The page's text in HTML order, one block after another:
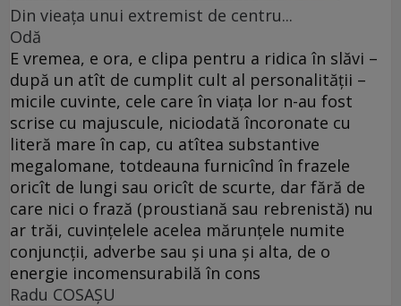
Din vieaţa unui extremist de centru...
Odă
E vremea, e ora, e clipa pentru a ridica în slăvi –
după un atît de cumplit cult al personalităţii –
micile cuvinte, cele care în viaţa lor n-au fost
scrise cu majuscule, niciodată încoronate cu
literă mare în cap, cu atîtea substantive
megalomane, totdeauna furnicînd în frazele
oricît de lungi sau oricît de scurte, dar fără de
care nici o frază (proustiană sau rebrenistă) nu
ar trăi, cuvinţelele acelea mărunţele numite
conjuncţii, adverbe sau şi una şi alta, de o
energie incomensurabilă în cons
Radu COSAŞU